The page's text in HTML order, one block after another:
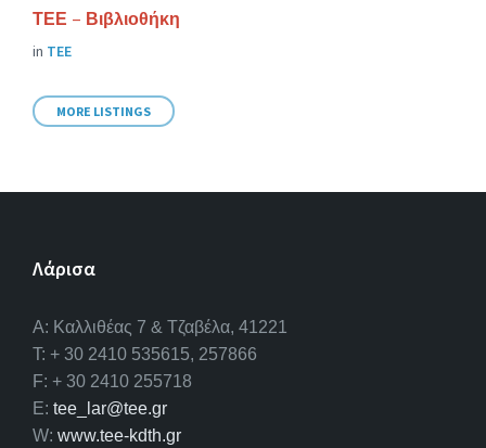
ΤΕΕ – Βιβλιοθήκη
in ΤΕΕ
MORE LISTINGS
Λάρισα
A: Καλλιθέας 7 & Τζαβέλα, 41221
T: + 30 2410 535615, 257866
F: + 30 2410 255718
E: tee_lar@tee.gr
W: www.tee-kdth.gr